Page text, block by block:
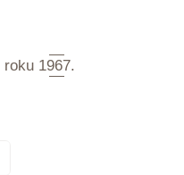
roku 1967.